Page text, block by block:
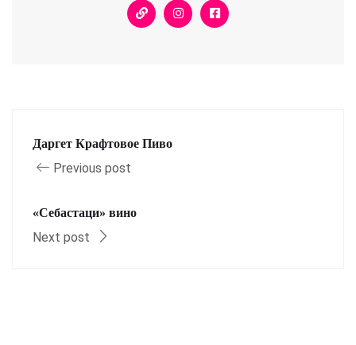
Даргет Крафтовое Пиво
Previous post
«Себастаци» вино
Next post